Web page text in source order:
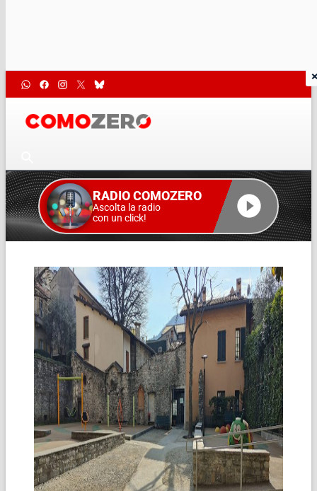
RADIO COMOZERO
Ascolta la radio
con un click!